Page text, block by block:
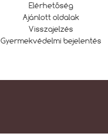
Elérhetőség
Ajánlott oldalak
Visszajelzés
Gyermekvédelmi bejelentés